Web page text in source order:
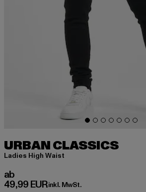
URBAN CLASSICS
Ladies High Waist
ab
49,99 EUR
Derzeitiger Preis: ab 49,99 EUR
inkl. MwSt.